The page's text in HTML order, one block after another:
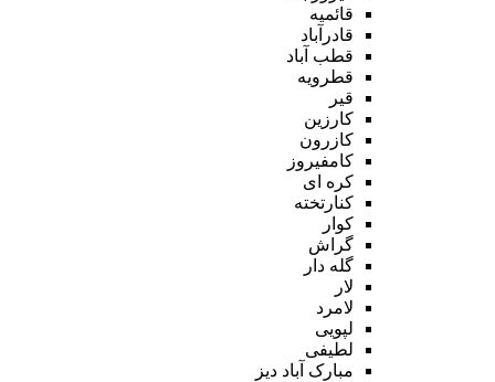
قائمیه
قادرآباد
قطب آباد
قطرویه
قیر
کارزین
کازرون
کامفیروز
کره ای
کنارتخته
کوار
گراش
گله دار
لار
لامرد
لپویی
لطیفی
مبارک آباد دیز